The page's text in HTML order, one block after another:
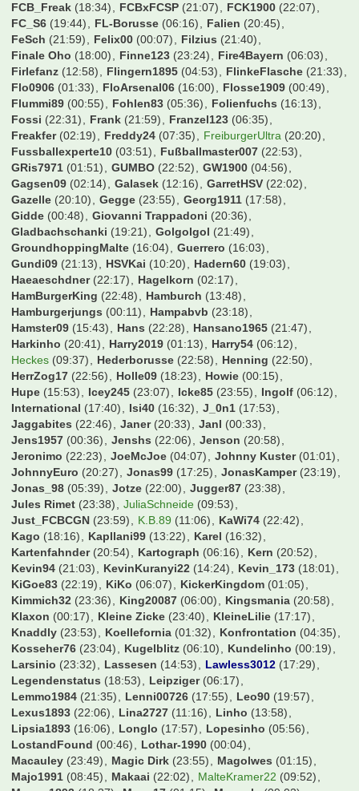
FCB_Freak (18:34) FCBxFCSP (21:07) FCK1900 (22:07)
FC_S6 (19:44) FL-Borusse (06:16) Falien (20:45)
FeSch (21:59) Felix00 (00:07) Filzius (21:40)
Finale Oho (18:00) Finne123 (23:24) Fire4Bayern (06:03)
Firlefanz (12:58) Flingern1895 (04:53) FlinkeFlasche (21:33)
Flo0906 (01:33) FloArsenal06 (16:00) Flosse1909 (00:49)
Flummi89 (00:55) Fohlen83 (05:36) Folienfuchs (16:13)
Fossi (22:31) Frank (21:59) Franzel123 (06:35)
Freakfer(02:19) Freddy24 (07:35) FreiburgerUltra (20:20)
Fussballexperte10 (03:51) Fußballmaster007 (22:53)
GRis7971 (01:51) GUMBO (22:52) GW1900 (04:56)
Gagsen09 (02:14) Galasek (12:16) GarretHSV (22:02)
Gazelle (20:10) Gegge (23:55) Georg1911 (17:58)
Gidde (00:48) Giovanni Trappadoni (20:36)
Gladbachschanki (19:21) Golgolgol (21:49)
GroundhoppingMalte (16:04) Guerrero (16:03)
Gundi09 (21:13) HSVKai (10:20) Hadern60 (19:03)
Haeaeschdner(22:17) Hagelkorn (02:17)
HamBurgerKing (22:48) Hamburch (13:48)
Hamburgerjungs (00:11) Hampabvb (23:18)
Hamster09 (15:43) Hans (22:28) Hansano1965 (21:47)
Harkinho (20:41) Harry2019 (01:13) Harry54 (06:12)
Heckes (09:37) Hederborusse (22:58) Henning (22:50)
HerrZog17 (22:56) Holle09 (18:23) Howie (00:15)
Hupe (15:53) Icey245 (23:07) Icke85 (23:55) Ingolf (06:12)
International (17:40) Isi40 (16:32) J_0n1 (17:53)
Jaggabites (22:46) Janer(20:33) Janl (00:33)
Jens1957 (00:36) Jenshs (22:06) Jenson (20:58)
Jeronimo (22:23) JoeMcJoe (04:07) Johnny Kuster(01:01)
JohnnyEuro (20:27) Jonas99 (17:25) JonasKamper(23:19)
Jonas_98 (05:39) Jotze (22:00) Jugger87 (23:38)
Jules Rimet (23:38) JuliaSchneide (09:53)
Just_FCBCGN (23:59) K.B.89 (11:06) KaWi74 (22:42)
Kago (18:16) Kapllani99 (13:22) Karel (16:32)
Kartenfahnder(20:54) Kartograph (06:16) Kern (20:52)
Kevin94 (21:03) KevinKuranyi22 (14:24) Kevin_173 (18:01)
KiGoe83 (22:19) KiKo (06:07) KickerKingdom (01:05)
Kimmich32 (23:36) King20087 (06:00) Kingsmania (20:58)
Klaxon (00:17) Kleine Zicke (23:40) KleineLilie (17:17)
Knaddly (23:53) Koellefornia (01:32) Konfrontation (04:35)
Kosseher76 (23:04) Kugelblitz (06:10) Kundelinho (00:19)
Larsinio (23:32) Lassesen (14:53) Lawless3012 (17:29)
Legendenstatus (18:53) Leipziger(06:17)
Lemmo1984 (21:35) Lenni00726 (17:55) Leo90 (19:57)
Lexus1893 (22:06) Lina2727 (11:16) Linho (13:58)
Lipsia1893 (16:06) Longlo (17:57) Lopesinho (05:56)
LostandFound (00:46) Lothar-1990 (00:04)
Macauley (23:49) Magic Dirk (23:55) Magolwes (01:15)
Majo1991 (08:45) Makaai (22:02) MalteKramer22 (09:52)